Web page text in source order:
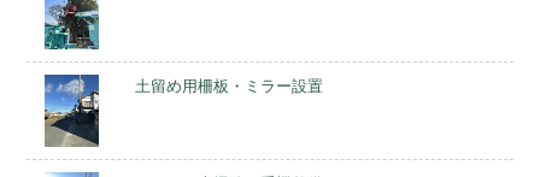
土留め用柵板・ミラー設置